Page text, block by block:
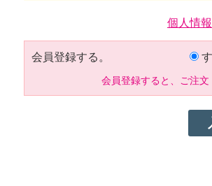
個人情
会員登録する。
会員登録すると、ご注文